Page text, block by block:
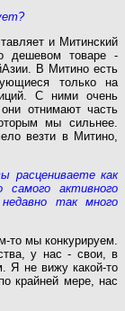
и Митинский
дешевом товаре -
В Митино есть
только на
С ними очень
отнимают часть
мы сильнее.
везти в Митино,
расцениваете как
активного
так много
то мы конкурируем.
у нас - свои, в
Я не вижу какой-то
крайней мере, нас